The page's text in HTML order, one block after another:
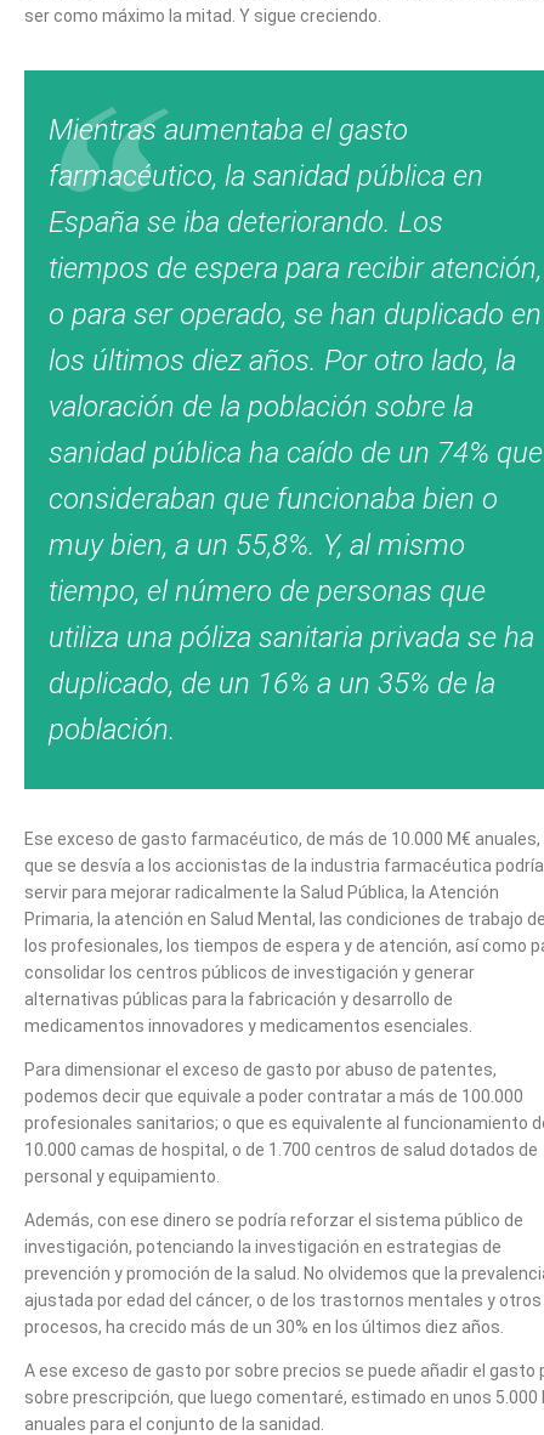
ser como máximo la mitad. Y sigue creciendo.
Mientras aumentaba el gasto
farmacéutico, la sanidad pública en
España se iba deteriorando. Los
tiempos de espera para recibir atención,
o para ser operado, se han duplicado en
los últimos diez años. Por otro lado, la
valoración de la población sobre la
sanidad pública ha caído de un 74% que
consideraban que funcionaba bien o
muy bien, a un 55,8%. Y, al mismo
tiempo, el número de personas que
utiliza una póliza sanitaria privada se ha
duplicado, de un 16% a un 35% de la
población.
Ese exceso de gasto farmacéutico, de más de 10.000 M€ anuales,
que se desvía a los accionistas de la industria farmacéutica podría
servir para mejorar radicalmente la Salud Pública, la Atención
Primaria, la atención en Salud Mental, las condiciones de trabajo
los profesionales, los tiempos de espera y de atención, así como
consolidar los centros públicos de investigación y generar
alternativas públicas para la fabricación y desarrollo de
medicamentos innovadores y medicamentos esenciales.
Para dimensionar el exceso de gasto por abuso de patentes,
podemos decir que equivale a poder contratar a más de 100.000
profesionales sanitarios; o que es equivalente al funcionamiento
10.000 camas de hospital, o de 1.700 centros de salud dotados de
personal y equipamiento.
Además, con ese dinero se podría reforzar el sistema público de
investigación, potenciando la investigación en estrategias de
prevención y promoción de la salud. No olvidemos que la
ajustada por edad del cáncer, o de los trastornos mentales y otros
procesos, ha crecido más de un 30% en los últimos diez años.
A ese exceso de gasto por sobre precios se puede añadir el gasto
sobre prescripción, que luego comentaré, estimado en unos 5.000
anuales para el conjunto de la sanidad.